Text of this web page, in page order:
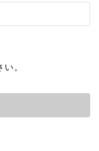
。